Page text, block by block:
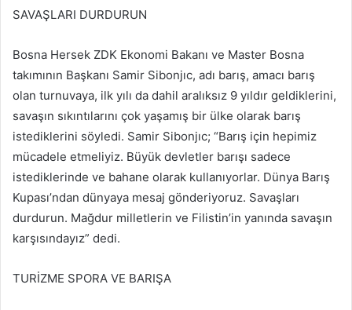
SAVAŞLARI DURDURUN
Bosna Hersek ZDK Ekonomi Bakanı ve Master Bosna
takımının Başkanı Samir Sibonjıc, adı barış, amacı barış
olan turnuvaya, ilk yılı da dahil aralıksız 9 yıldır geldiklerini,
savaşın sıkıntılarını çok yaşamış bir ülke olarak barış
istediklerini söyledi. Samir Sibonjıc; “Barış için hepimiz
mücadele etmeliyiz. Büyük devletler barışı sadece
istediklerinde ve bahane olarak kullanıyorlar. Dünya Barış
Kupası’ndan dünyaya mesaj gönderiyoruz. Savaşları
durdurun. Mağdur milletlerin ve Filistin’in yanında savaşın
karşısındayız” dedi.
TURİZME SPORA VE BARIŞA